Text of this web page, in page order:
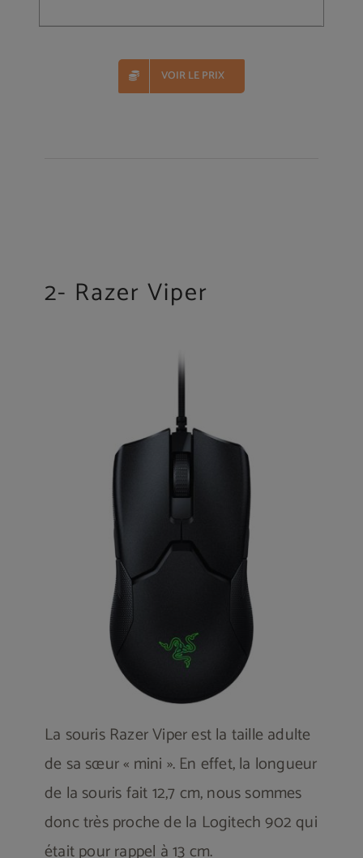
VOIR LE PRIX
2- Razer Viper
La souris Razer Viper est la taille adulte
de sa sœur « mini ». En effet, la longueur
de la souris fait 12,7 cm, nous sommes
donc très proche de la Logitech 902 qui
était pour rappel à 13 cm.